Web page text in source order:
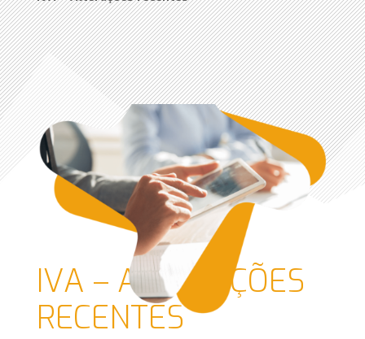
IVA – ALTERAÇÕES
RECENTES